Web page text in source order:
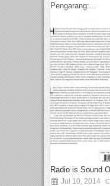
Pengarang:...
Radio is Sound
Jul 10, 2014